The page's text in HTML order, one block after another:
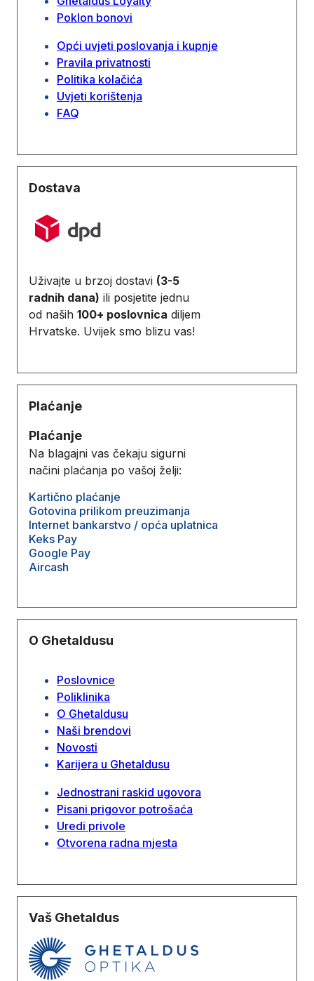
Poklon bonovi
Opći uvjeti poslovanja i kupnje
Pravila privatnosti
Politika kolačića
Uvjeti korištenja
FAQ
Dostava
Uživajte u brzoj dostavi (3-5
radnih dana) ili posjetite jednu
od naših 100+ poslovnica diljem
Hrvatske. Uvijek smo blizu vas!
Plaćanje
Plaćanje
Na blagajni vas čekaju sigurni
načini plaćanja po vašoj želji:
Kartično plaćanje
Gotovina prilikom preuzimanja
Internet bankarstvo / opća uplatnica
Keks Pay
Google Pay
Aircash
O Ghetaldusu
Poslovnice
Poliklinika
O Ghetaldusu
Naši brendovi
Novosti
Karijera u Ghetaldusu
Jednostrani raskid ugovora
Pisani prigovor potrošaća
Uredi privole
Otvorena radna mjesta
Vaš Ghetaldus